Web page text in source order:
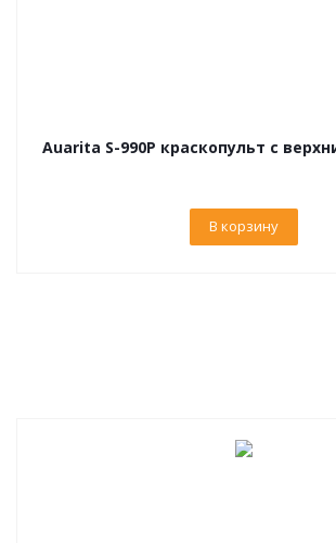
Auarita S-990P краскопульт с
В корзину